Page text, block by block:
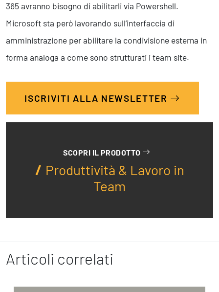
365 avranno bisogno di abilitarli via Powershell.
Microsoft sta però lavorando sull’interfaccia di
amministrazione per abilitare la condivisione esterna in
forma analoga a come sono strutturati i team site.
ISCRIVITI ALLA NEWSLETTER
SCOPRI IL PRODOTTO
Produttività & Lavoro in
Team
Articoli correlati